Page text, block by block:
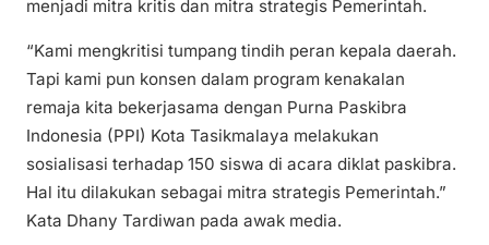
menjadi mitra kritis dan mitra strategis Pemerintah.
“Kami mengkritisi tumpang tindih peran kepala daerah.
Tapi kami pun konsen dalam program kenakalan
remaja kita bekerjasama dengan Purna Paskibra
Indonesia (PPI) Kota Tasikmalaya melakukan
sosialisasi terhadap 150 siswa di acara diklat paskibra.
Hal itu dilakukan sebagai mitra strategis Pemerintah.”
Kata Dhany Tardiwan pada awak media.